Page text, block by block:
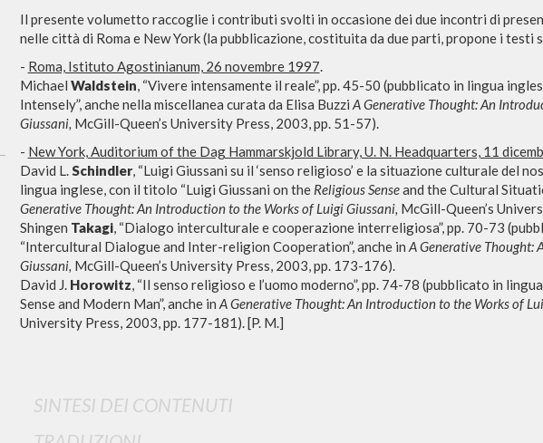
Il presente volumetto raccoglie i contributi svolti in occasione dei due incontri di
nelle città di Roma e New York (la pubblicazione, costituita da due parti, propone i testi
- Roma, Istituto Agostinianum, 26 novembre 1997.
Michael Waldstein, “Vivere intensamente il reale”, pp. 45-50 (pubblicato in lingua
Intensely”, anche nella miscellanea curata da Elisa Buzzi A Generative Thought: An
Giussani, McGill-Queen’s University Press, 2003, pp. 51-57).
- New York, Auditorium of the Dag Hammarskjold Library, U. N. Headquarters, 11
David L.Schindler, “Luigi Giussani su il ‘senso religioso’ e la situazione culturale del
lingua inglese, con il titolo “Luigi Giussani on theReligious Senseand the Cultural
Generative Thought: An Introduction to the Works of Luigi Giussani, McGill-Queen’s
Shingen Takagi, “Dialogo interculturale e cooperazione interreligiosa”, pp. 70-73
“Intercultural Dialogue and Inter-religion Cooperation”, anche in A Generative Thought:
Giussani, McGill-Queen’s University Press, 2003, pp. 173-176).
David J. Horowitz, “Il senso religioso e l’uomo moderno”, pp. 74-78 (pubblicato in
Sense and Modern Man”, anche in A Generative Thought: An Introduction to the Works of
University Press, 2003, pp. 177-181). [P. M.]
SINTESI DEI CONTENUTI
Vuoi risultati ancora più precisi? Utilizza la RICERCA AVANZATA »
0DOCUMENTI TROVATI
Visualizza dettagli per tipologia